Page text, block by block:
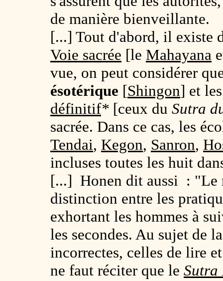
de manière bienveillante.
[...] Tout d'abord, il existe
Voie sacrée [le Mahayana
vue, on peut considérer
ésotérique [Shingon] et
définitif* [ceux du Sutra
sacrée. Dans ce cas, les
Tendai, Kegon, Sanron,
incluses toutes les huit
[...] Honen dit aussi : "Le
distinction entre les
exhortant les hommes à
les secondes. Au sujet de
incorrectes, celles de lire
ne faut réciter que le Sutra